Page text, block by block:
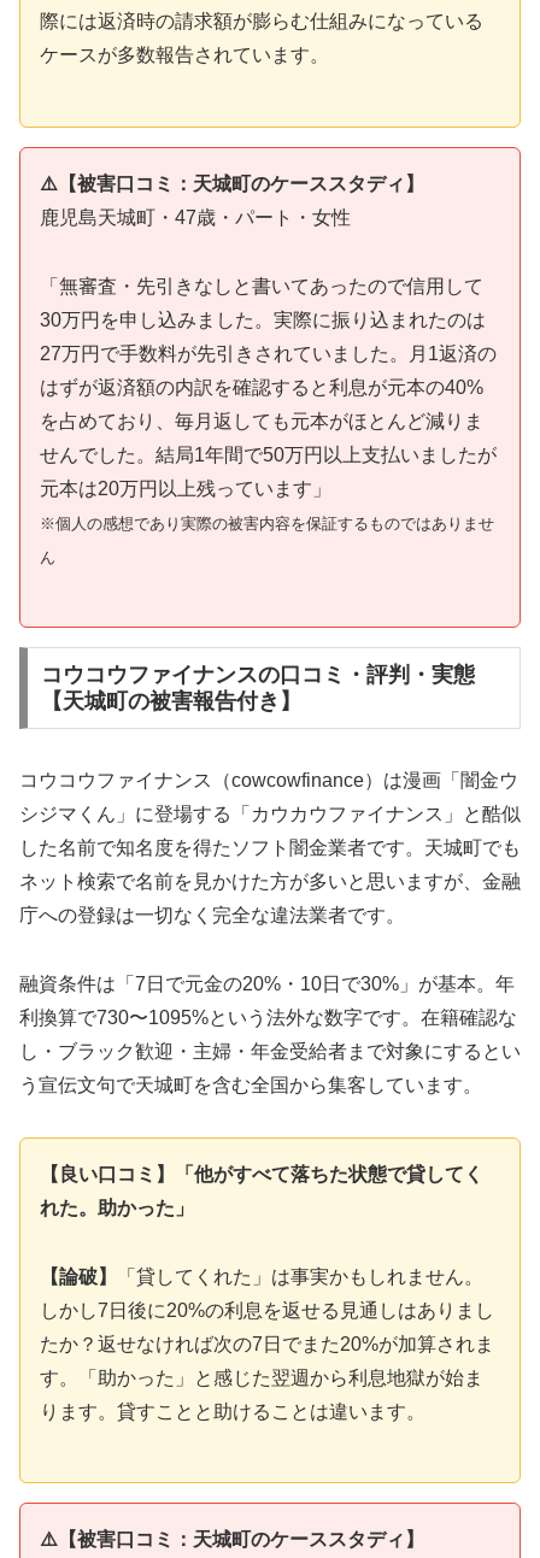
際には返済時の請求額が膨らむ仕組みになっている
ケースが多数報告されています。
⚠️【被害口コミ：天城町のケーススタディ】
鹿児島天城町・47歳・パート・女性
「無審査・先引きなしと書いてあったので信用して
30万円を申し込みました。実際に振り込まれたのは
27万円で手数料が先引きされていました。月1返済の
はずが返済額の内訳を確認すると利息が元本の40%
を占めており、毎月返しても元本がほとんど減りま
せんでした。結局1年間で50万円以上支払いましたが
元本は20万円以上残っています」
※個人の感想であり実際の被害内容を保証するものではありませ
ん
コウコウファイナンスの口コミ・評判・実態
【天城町の被害報告付き】
コウコウファイナンス（cowcowfinance）は漫画「闇金ウ
シジマくん」に登場する「カウカウファイナンス」と酷似
した名前で知名度を得たソフト闇金業者です。天城町でも
ネット検索で名前を見かけた方が多いと思いますが、金融
庁への登録は一切なく完全な違法業者です。
融資条件は「7日で元金の20%・10日で30%」が基本。年
利換算で730〜1095%という法外な数字です。在籍確認な
し・ブラック歓迎・主婦・年金受給者まで対象にするとい
う宣伝文句で天城町を含む全国から集客しています。
【良い口コミ】「他がすべて落ちた状態で貸してく
れた。助かった」
【論破】
「貸してくれた」は事実かもしれません。
しかし7日後に20%の利息を返せる見通しはありまし
たか？返せなければ次の7日でまた20%が加算されま
す。「助かった」と感じた翌週から利息地獄が始ま
ります。貸すことと助けることは違います。
⚠️【被害口コミ：天城町のケーススタディ】